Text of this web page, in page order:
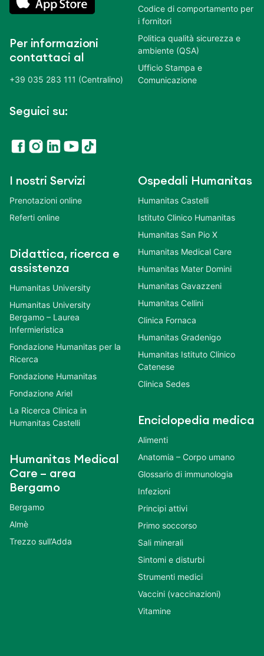
Per informazioni
contattaci al
+39 035 283 111 (Centralino)
Seguici su:
Codice di comportamento per
i fornitori
Politica qualità sicurezza e
ambiente (QSA)
Ufficio Stampa e
Comunicazione
I nostri Servizi
Prenotazioni online
Referti online
Didattica, ricerca e
assistenza
Humanitas University
Humanitas University
Bergamo – Laurea
Infermieristica
Fondazione Humanitas per la
Ricerca
Fondazione Humanitas
Fondazione Ariel
La Ricerca Clinica in
Humanitas Castelli
Humanitas Medical
Care – area
Bergamo
Bergamo
Almè
Trezzo sull’Adda
Ospedali Humanitas
Humanitas Castelli
Istituto Clinico Humanitas
Humanitas San Pio X
Humanitas Medical Care
Humanitas Mater Domini
Humanitas Gavazzeni
Humanitas Cellini
Clinica Fornaca
Humanitas Gradenigo
Humanitas Istituto Clinico
Catenese
Clinica Sedes
Enciclopedia medica
Alimenti
Anatomia – Corpo umano
Glossario di immunologia
Infezioni
Principi attivi
Primo soccorso
Sali minerali
Sintomi e disturbi
Strumenti medici
Vaccini (vaccinazioni)
Vitamine